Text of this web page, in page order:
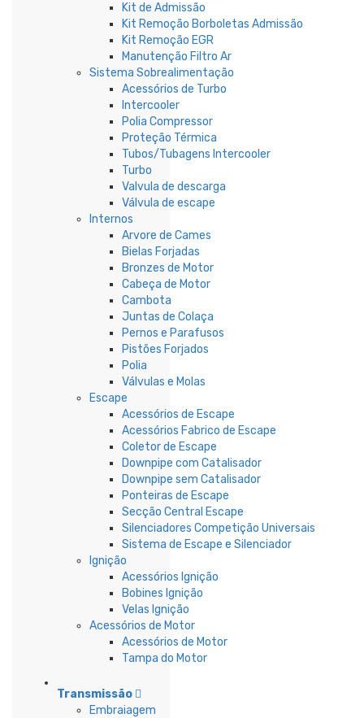
Kit de Admissão
Kit Remoção Borboletas Admissão
Kit Remoção EGR
Manutenção Filtro Ar
Sistema Sobrealimentação
Acessórios de Turbo
Intercooler
Polia Compressor
Proteção Térmica
Tubos/Tubagens Intercooler
Turbo
Valvula de descarga
Válvula de escape
Internos
Arvore de Cames
Bielas Forjadas
Bronzes de Motor
Cabeça de Motor
Cambota
Juntas de Colaça
Pernos e Parafusos
Pistões Forjados
Polia
Válvulas e Molas
Escape
Acessórios de Escape
Acessórios Fabrico de Escape
Coletor de Escape
Downpipe com Catalisador
Downpipe sem Catalisador
Ponteiras de Escape
Secção Central Escape
Silenciadores Competição Universais
Sistema de Escape e Silenciador
Ignição
Acessórios Ignição
Bobines Ignição
Velas Ignição
Acessórios de Motor
Acessórios de Motor
Tampa do Motor
Transmissão
Embraiagem